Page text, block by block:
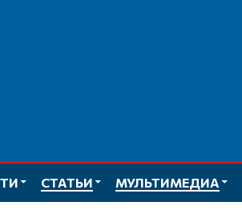
СТАТЬИ МУЛЬТИМЕДИА